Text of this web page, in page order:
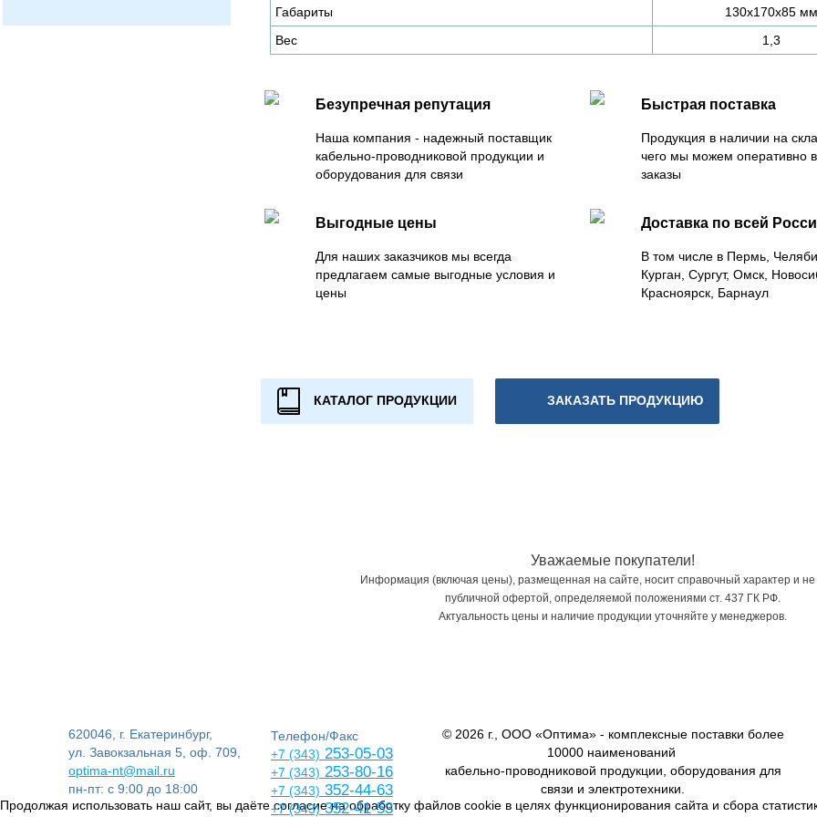
Габариты
130х170х85 мм
Вес
1,3
Безупречная репутация
Наша компания - надежный поставщик
кабельно-проводниковой продукции и
оборудования для связи
Быстрая поставка
Продукция в наличии на
чего мы можем оперативно
заказы
Выгодные цены
Для наших заказчиков мы всегда
предлагаем самые выгодные условия и
цены
Доставка по всей
В том числе в Пермь,
Курган, Сургут, Омск,
Красноярск, Барнаул
КАТАЛОГ ПРОДУКЦИИ ЗАКАЗАТЬ ПРОДУКЦИЮ
Уважаемые покупатели!
Информация (включая цены), размещенная на сайте, носит справочный характер и не
публичной офертой, определяемой положениями ст. 437 ГК РФ.
Актуальность цены и наличие продукции уточняйте у менеджеров.
620046, г. Екатеринбург,
ул. Завокзальная 5, оф. 709,
optima-nt@mail.ru
пн-пт: с 9:00 до 18:00
Телефон/Факс
+7 (343) 253-05-03
+7 (343) 253-80-16
+7 (343) 352-44-63
+7 (343)352-41-53
© 2026 г., ООО «Оптима» - комплексные поставки более
10000 наименований
кабельно-проводниковой продукции, оборудования для
связи и электротехники.
Продолжая использовать наш сайт, вы даёте согласие на обработку файлов cookie в целях функционирования сайта и сбора